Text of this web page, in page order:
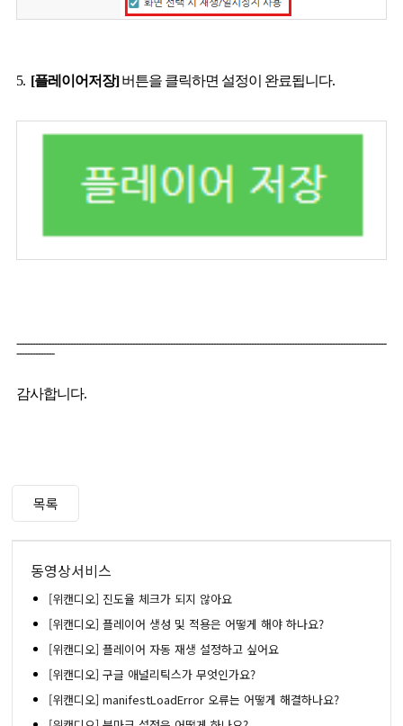
5. [플레이어저장]버튼을 클릭하면 설정이 완료됩니다.
-----------------------------------------------------------------------------------------------------------------------------------------
--------------
감사합니다.
목록
동영상서비스
[위캔디오] 진도율 체크가 되지 않아요
[위캔디오] 플레이어 생성 및 적용은 어떻게 해야 하나요?
[위캔디오] 플레이어 자동 재생 설정하고 싶어요
[위캔디오] 구글 애널리틱스가 무엇인가요?
[위캔디오] manifestLoadError 오류는 어떻게 해결하나요?